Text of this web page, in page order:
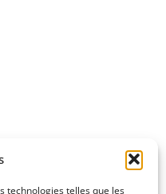
technologies telles que les